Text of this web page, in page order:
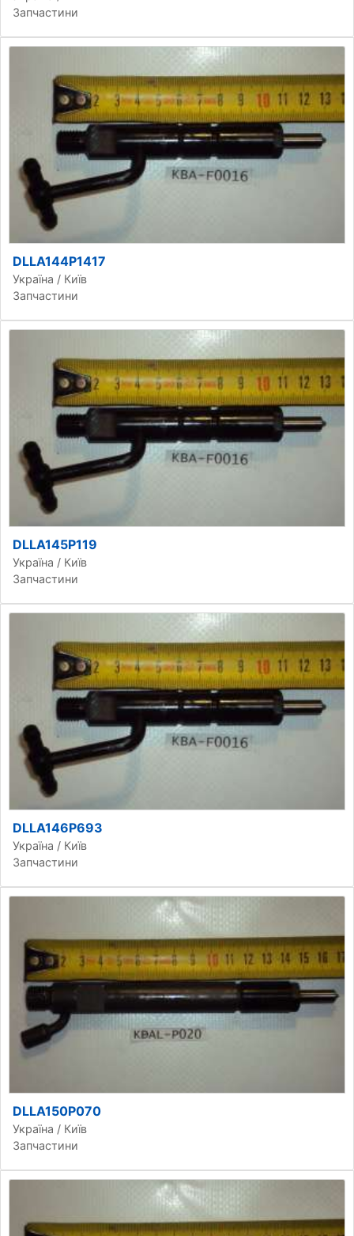
Запчастини
DLLA144P1417
Україна / Київ
Запчастини
DLLA145P119
Україна / Київ
Запчастини
DLLA146P693
Україна / Київ
Запчастини
DLLA150P070
Україна / Київ
Запчастини